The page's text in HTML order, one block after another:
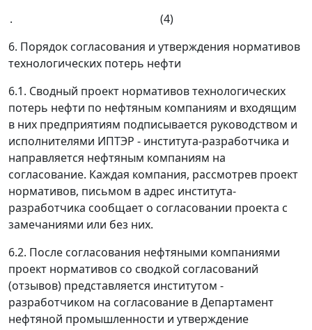
. (4)
6. Порядок согласования и утверждения нормативов
технологических потерь нефти
6.1. Сводный проект нормативов технологических
потерь нефти по нефтяным компаниям и входящим
в них предприятиям подписывается руководством и
исполнителями ИПТЭР - института-разработчика и
направляется нефтяным компаниям на
согласование. Каждая компания, рассмотрев проект
нормативов, письмом в адрес института-
разработчика сообщает о согласовании проекта с
замечаниями или без них.
6.2. После согласования нефтяными компаниями
проект нормативов со сводкой согласований
(отзывов) представляется институтом -
разработчиком на согласование в Департамент
нефтяной промышленности и утверждение